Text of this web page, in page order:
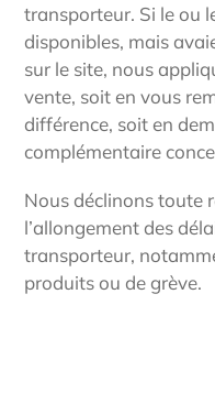
transporteur. Si le ou
disponibles, mais
sur le site, nous
vente, soit en vous
différence, soit en
complémentaire
Nous déclinons toute
l’allongement des
transporteur,
produits ou de grève.